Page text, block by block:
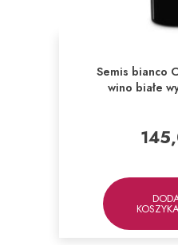
Semis bianco
wino białe